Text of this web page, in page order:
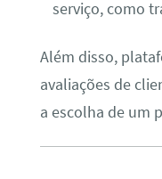
serviço, como
Além disso,
avaliações de
a escolha de um